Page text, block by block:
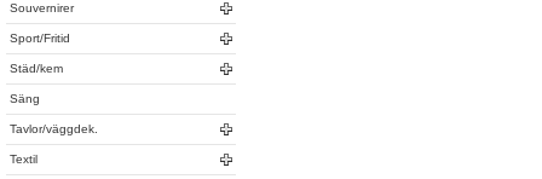
Souvernirer
Sport/Fritid
Städ/kem
Säng
Tavlor/väggdek.
Textil